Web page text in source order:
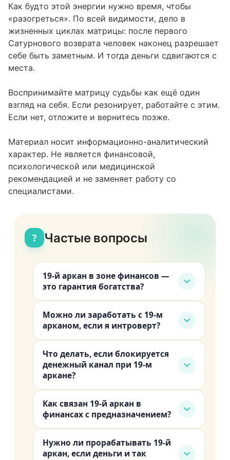
Как будто этой энергии нужно время, чтобы
«разогреться». По всей видимости, дело в
жизненных циклах матрицы: после первого
Сатурнового возврата человек наконец разрешает
себе быть заметным. И тогда деньги сдвигаются с
места.
Воспринимайте матрицу судьбы как ещё один
взгляд на себя. Если резонирует, работайте с этим.
Если нет, отложите и вернитесь позже.
Материал носит информационно-аналитический
характер. Не является финансовой,
психологической или медицинской
рекомендацией и не заменяет работу со
специалистами.
? Частые вопросы
19-й аркан в зоне финансов —
это гарантия богатства?
деньги приходят легче всего, при
условии, что вы проявляетесь
остаётся потенциалом, а не
результатом.
Можно ли заработать с 19-м
арканом, если я интроверт?
экстраверсии. Автор книг, создатель
онлайн-курсов, эксперт в узком
видимым». Найдите свой формат.
Что делать, если блокируется
денежный канал при 19-м
аркане?
собственную яркость, работаете ли
вы в сфере, где вас видят, и не
блокировка связана с одним из этих
Как связан 19-й аркан в
финансах с предназначением?
матрицы, и в зоне денег, ваше
Нужно ли прорабатывать 19-й
аркан, если деньги и так